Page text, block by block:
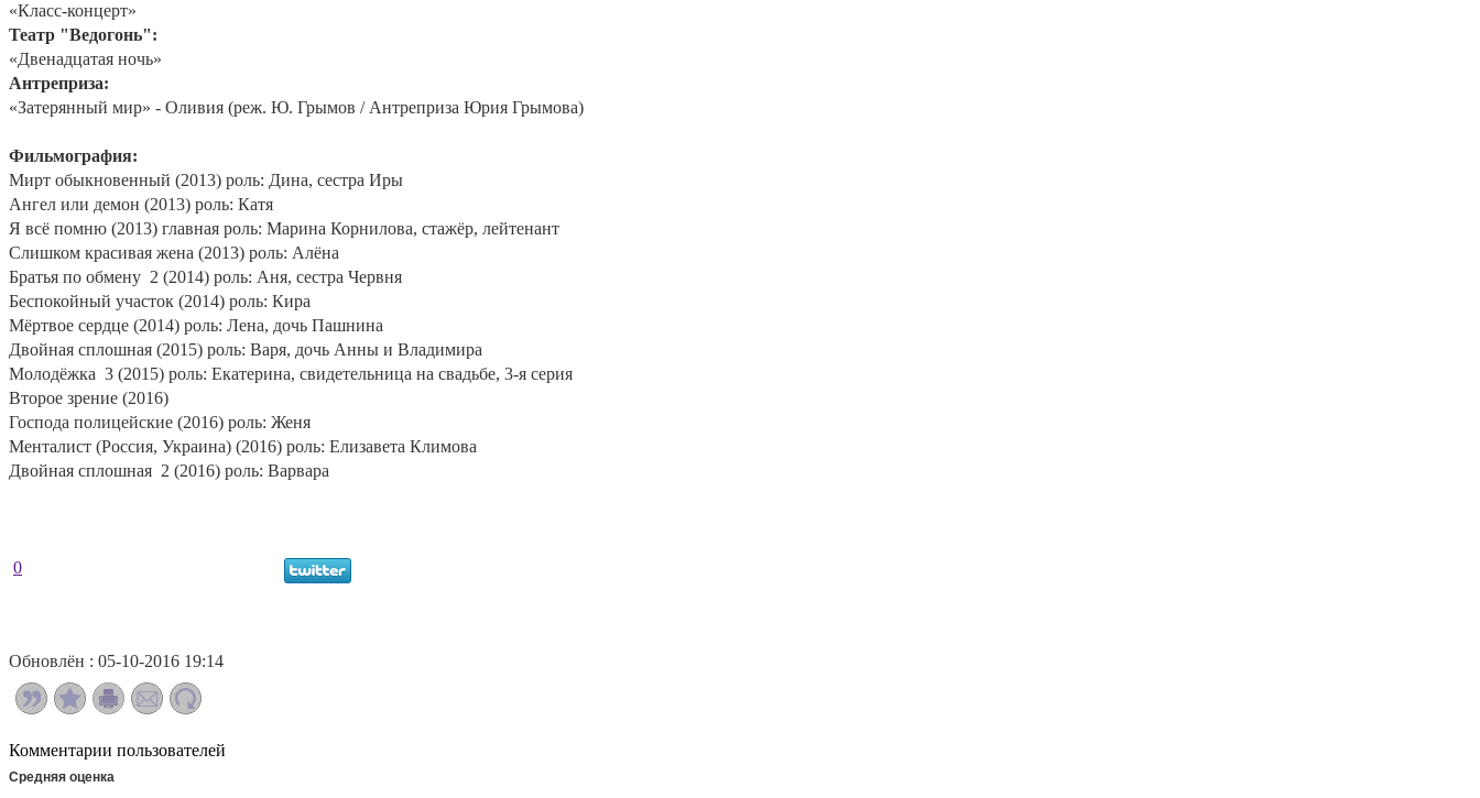
«Класс-концерт»
Театр "Ведогонь":
«Двенадцатая ночь»
Антреприза:
«Затерянный мир» - Оливия (реж. Ю. Грымов / Антреприза Юрия Грымова)
Фильмография:
Мирт обыкновенный (2013) роль: Дина, сестра Иры
Ангел или демон (2013) роль: Катя
Я всё помню (2013) главная роль: Марина Корнилова, стажёр, лейтенант
Слишком красивая жена (2013) роль: Алёна
Братья по обмену 2 (2014) роль: Аня, сестра Червня
Беспокойный участок (2014) роль: Кира
Мёртвое сердце (2014) роль: Лена, дочь Пашнина
Двойная сплошная (2015) роль: Варя, дочь Анны и Владимира
Молодёжка 3 (2015) роль: Екатерина, свидетельница на свадьбе, 3-я серия
Второе зрение (2016)
Господа полицейские (2016) роль: Женя
Менталист (Россия, Украина) (2016) роль: Елизавета Климова
Двойная сплошная 2 (2016) роль: Варвара
0
Обновлён : 05-10-2016 19:14
Комментарии пользователей
Средняя оценка